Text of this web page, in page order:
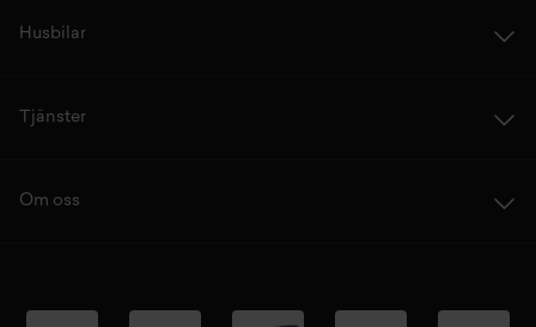
Husbilar
Tjänster
Om oss